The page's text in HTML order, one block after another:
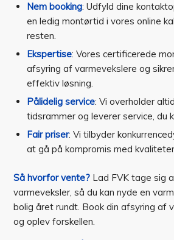
Nem booking: Udfyld dine
en ledig montørtid i vores online
resten.
Ekspertise: Vores certificerede
afsyring af varmevekslere og
effektiv løsning.
Pålidelig service: Vi overholder
tidsrammer og leverer service, du
Fair priser: Vi tilbyder
at gå på kompromis med
Så hvorfor vente? Lad FVK tage sig
varmeveksler, så du kan nyde en
bolig året rundt. Book din afsyring af
og oplev forskellen.